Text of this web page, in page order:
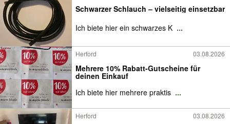
Schwarzer Schlauch – vielseitig einsetzbar
Ich biete hier ein schwarzes K ...
Herford 03.08.2026
Mehrere 10% Rabatt-Gutscheine für
deinen Einkauf
Ich biete hier mehrere praktis ...
Herford 03.08.2026